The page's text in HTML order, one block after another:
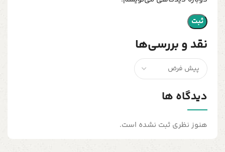
نقد و بررسی‌ها
دیدگاه ها
هنوز نظری ثبت نشده است.